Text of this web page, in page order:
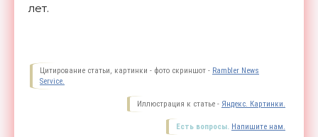
лет.
Цитирование статьи, картинки - фото скриншот - Rambler News
Service.
Иллюстрация к статье - Яндекс. Картинки.
Есть вопросы. Напишите нам.